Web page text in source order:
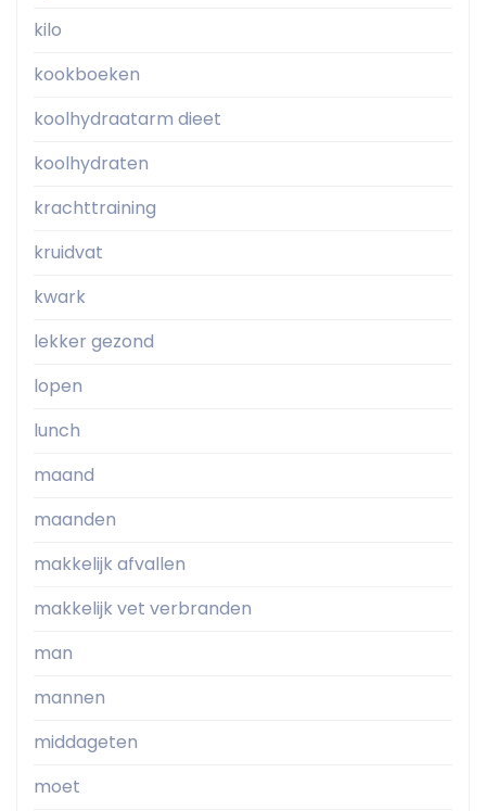
kilo
kookboeken
koolhydraatarm dieet
koolhydraten
krachttraining
kruidvat
kwark
lekker gezond
lopen
lunch
maand
maanden
makkelijk afvallen
makkelijk vet verbranden
man
mannen
middageten
moet